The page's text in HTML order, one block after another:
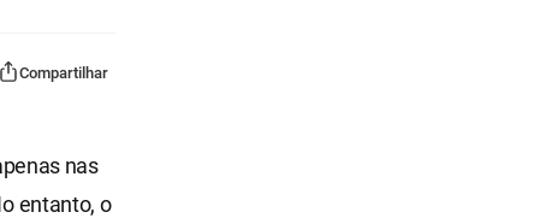
Compartilhar
nas
entanto, o